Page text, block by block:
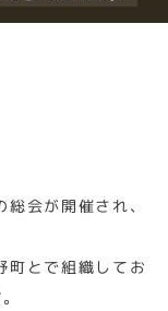
会が開催され、
町とで組織してお